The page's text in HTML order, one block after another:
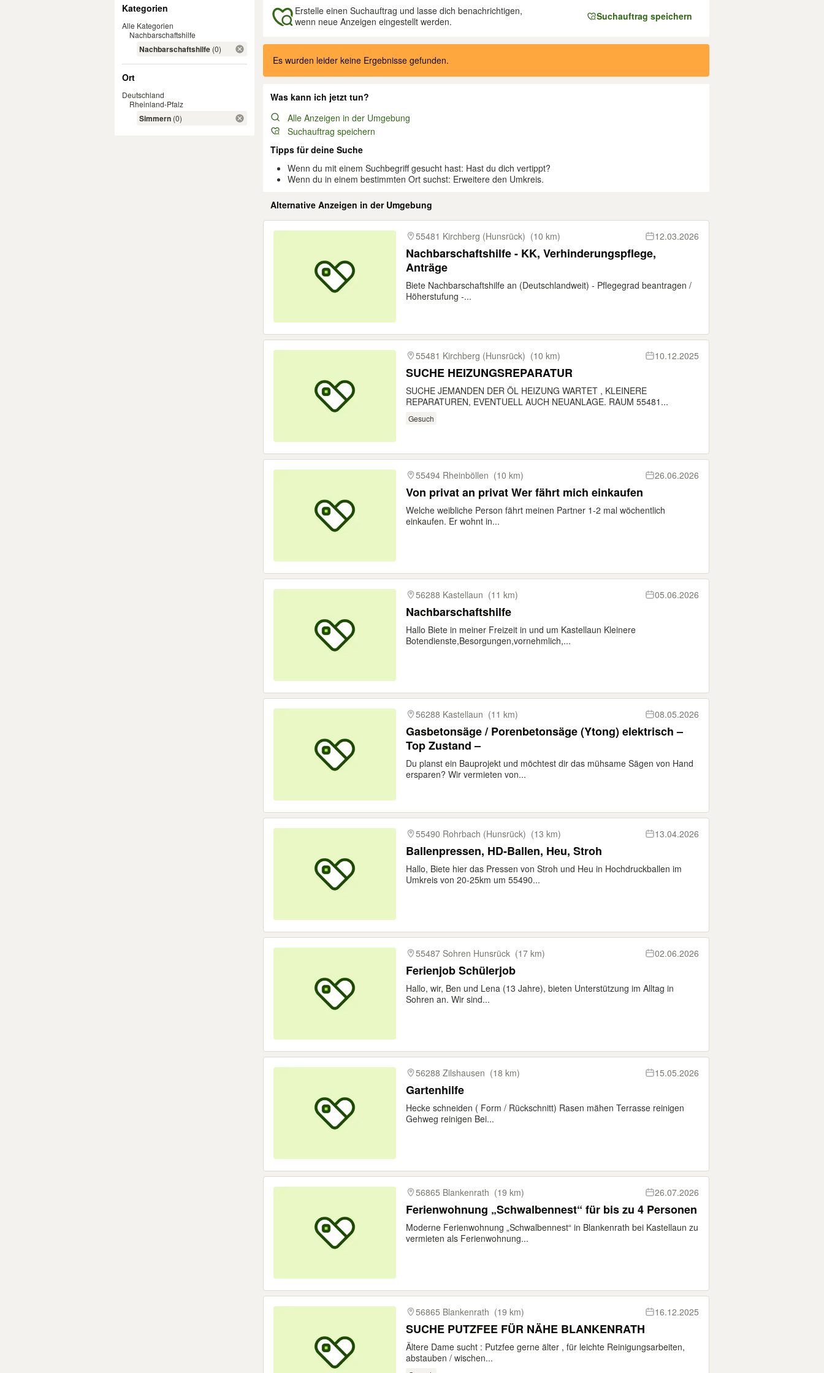
Kategorien
Alle Kategorien
Nachbarschaftshilfe
Nachbarschaftshilfe (0)
Ort
Deutschland
Rheinland-Pfalz
Simmern (0)
Erstelle einen Suchauftrag und lasse dich benachrichtigen,
wenn neue Anzeigen eingestellt werden.
Suchauftrag speichern
Ergebnisse
Es wurden leider keine Ergebnisse gefunden.
Was kann ich jetzt tun?
Alle Anzeigen in der Umgebung
Suchauftrag speichern
Tipps für deine Suche
Wenn du mit einem Suchbegriff gesucht hast: Hast du dich vertippt?
Wenn du in einem bestimmten Ort suchst: Erweitere den Umkreis.
Alternative Anzeigen in der Umgebung
Ergebnisse
55481 Kirchberg (Hunsrück) (10 km) 12.03.2026
Nachbarschaftshilfe - KK, Verhinderungspflege,
Anträge
Biete Nachbarschaftshilfe an (Deutschlandweit) - Pflegegrad beantragen /
Höherstufung -...
55481 Kirchberg (Hunsrück) (10 km) 10.12.2025
SUCHE HEIZUNGSREPARATUR
SUCHE JEMANDEN DER ÖL HEIZUNG WARTET , KLEINERE
REPARATUREN, EVENTUELL AUCH NEUANLAGE. RAUM 55481...
Gesuch
55494 Rheinböllen (10 km) 26.06.2026
Von privat an privat Wer fährt mich einkaufen
Welche weibliche Person fährt meinen Partner 1-2 mal wöchentlich
einkaufen. Er wohnt in...
56288 Kastellaun (11 km) 05.06.2026
Nachbarschaftshilfe
Hallo Biete in meiner Freizeit in und um Kastellaun Kleinere
Botendienste,Besorgungen,vornehmlich,...
56288 Kastellaun (11 km) 08.05.2026
Gasbetonsäge / Porenbetonsäge (Ytong) elektrisch –
Top Zustand –
Du planst ein Bauprojekt und möchtest dir das mühsame Sägen von Hand
ersparen? Wir vermieten von...
55490 Rohrbach (Hunsrück) (13 km) 13.04.2026
Ballenpressen, HD-Ballen, Heu, Stroh
Hallo, Biete hier das Pressen von Stroh und Heu in Hochdruckballen im
Umkreis von 20-25km um 55490...
55487 Sohren Hunsrück (17 km) 02.06.2026
Ferienjob Schülerjob
Hallo, wir, Ben und Lena (13 Jahre), bieten Unterstützung im Alltag in
Sohren an. Wir sind...
56288 Zilshausen (18 km) 15.05.2026
Gartenhilfe
Hecke schneiden ( Form / Rückschnitt) Rasen mähen Terrasse reinigen
Gehweg reinigen Bei...
56865 Blankenrath (19 km) 26.07.2026
Ferienwohnung „Schwalbennest“ für bis zu 4 Personen
Moderne Ferienwohnung „Schwalbennest“ in Blankenrath bei Kastellaun zu
vermieten als Ferienwohnung...
56865 Blankenrath (19 km) 16.12.2025
SUCHE PUTZFEE FÜR NÄHE BLANKENRATH
Ältere Dame sucht : Putzfee gerne älter , für leichte Reinigungsarbeiten,
abstauben / wischen...